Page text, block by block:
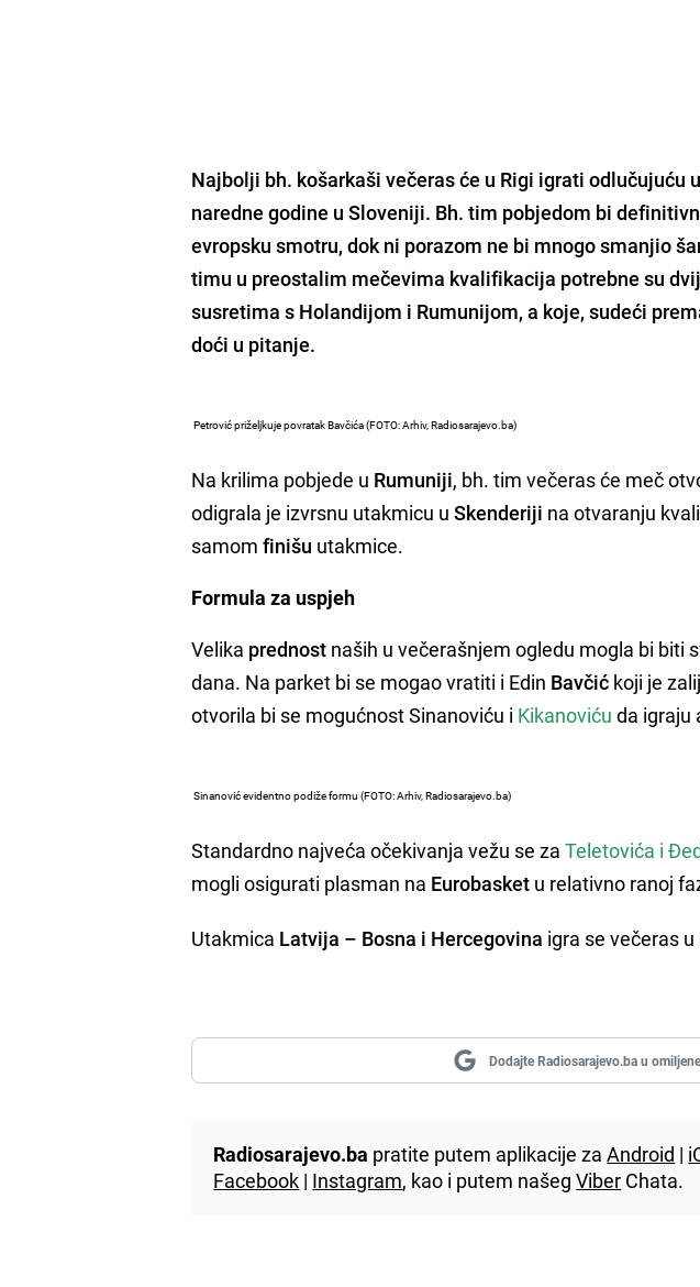
Najbolji bh. košarkašivečeras će u Rigi igrati odlučujuću
naredne godine uSloveniji. Bh. tim pobjedom bi
evropsku smotru, dok ni porazom ne bi mnogo smanjio
timu u preostalim mečevima kvalifikacija potrebne su
susretima s Holandijom i Rumunijom, a koje, sudeći
doći u pitanje.
Petrović priželjkuje povratak Bavčića (FOTO: Arhiv, Radiosarajevo.ba)
Na krilima pobjede u Rumuniji, bh. tim večeras će meč
odigrala je izvrsnu utakmicu uSkenderiji na otvaranju
samomfinišu utakmice.
Formula za uspjeh
Velika prednost naših u večerašnjem ogledu mogla bi biti
dana. Na parket bi se mogao vratiti i Edin Bavčić koji je
otvorila bi se mogućnost Sinanoviću i Kikanoviću da igraju
Sinanović evidentno podiže formu (FOTO: Arhiv, Radiosarajevo.ba)
Standardno najveća očekivanja vežu se zaTeletovića i
mogli osigurati plasman na Eurobasket u relativno ranoj
Utakmica Latvija – Bosna i Hercegovina igra se večeras u
Dodajte Radiosarajevo.ba u
Radiosarajevo.ba pratite putem aplikacije zaAndroid |
Facebook | Instagram, kao i putem našegViber Chata.